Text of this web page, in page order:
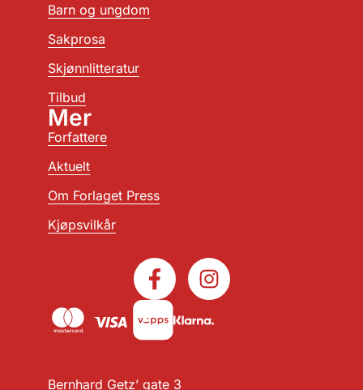
Bernhard Getz’ gate 3
Barn og ungdom
Sakprosa
Skjønnlitteratur
Tilbud
Mer
Forfattere
Aktuelt
Om Forlaget Press
Kjøpsvilkår